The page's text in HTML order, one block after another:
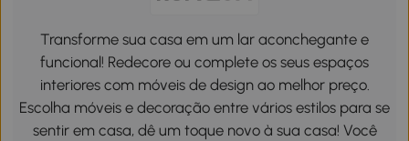
Transforme sua casa em um lar aconchegante e
funcional! Redecore ou complete os seus espaços
interiores com móveis de design ao melhor preço.
Escolha móveis e decoração entre vários estilos para se
sentir em casa, dê um toque novo à sua casa! Você